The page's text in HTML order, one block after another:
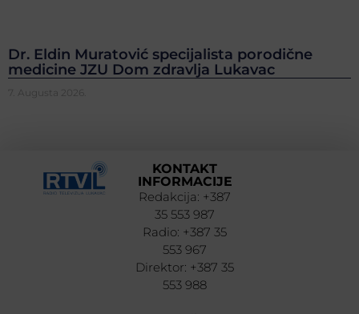
Dr. Eldin Muratović specijalista porodične
medicine JZU Dom zdravlja Lukavac
7. Augusta 2026.
KONTAKT
INFORMACIJE
Redakcija: +387
35 553 987
Radio: +387 35
553 967
Direktor: +387 35
553 988